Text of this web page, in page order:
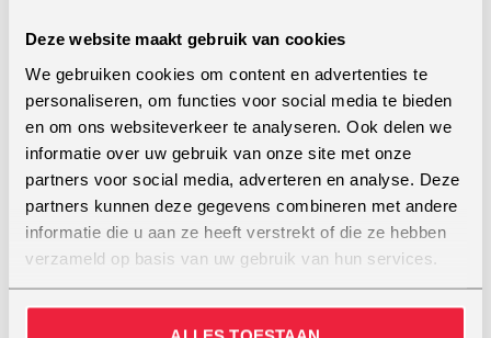
Deze website maakt gebruik van cookies
We gebruiken cookies om content en advertenties te
personaliseren, om functies voor social media te bieden
en om ons websiteverkeer te analyseren. Ook delen we
informatie over uw gebruik van onze site met onze
partners voor social media, adverteren en analyse. Deze
partners kunnen deze gegevens combineren met andere
informatie die u aan ze heeft verstrekt of die ze hebben
verzameld op basis van uw gebruik van hun services.
Pauze met hapje -17:00: Afsluiting
TE INVESTEREN UREN
Aantal lesuren: 90 uur en 15 uur
pauze
Eigen studie-uren: Idealiter 3 per
week en 1 live intervisie met je
groepje per maand